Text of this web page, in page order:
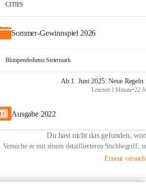
CITIES
Sommer-Gewinnspiel 2026
Blutspendedienst Steiermark
Ab 1. Juni 2025: Neue
Lesezeit 1 Minute•22.
Ausgabe 2022
Du hast nicht das gefunden,
Versuche es mit einem detaillierteren Suchbegriff,
Erneut